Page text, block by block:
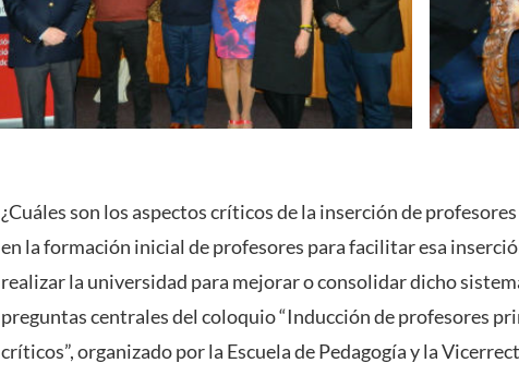
¿Cuáles son los aspectos críticos de la inserción de
en la formación inicial de profesores para facilitar esa
realizar la universidad para mejorar o consolidar dicho
preguntas centrales del coloquio “Inducción de profesores
críticos”, organizado por la Escuela de Pedagogía y la